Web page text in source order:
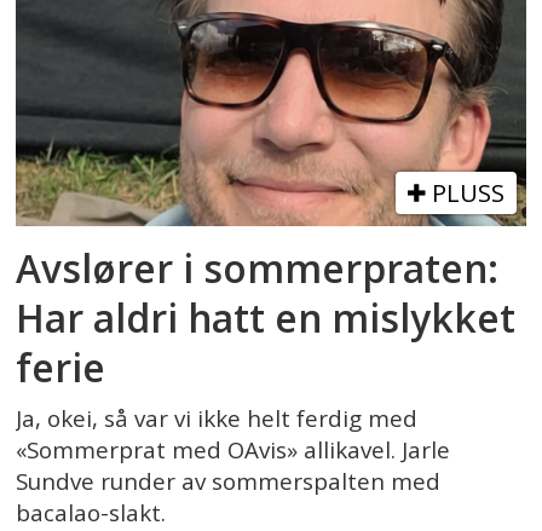
PLUSS
Avslører i sommerpraten:
Har aldri hatt en mislykket
ferie
Ja, okei, så var vi ikke helt ferdig med
«Sommerprat med OAvis» allikavel. Jarle
Sundve runder av sommerspalten med
bacalao-slakt.